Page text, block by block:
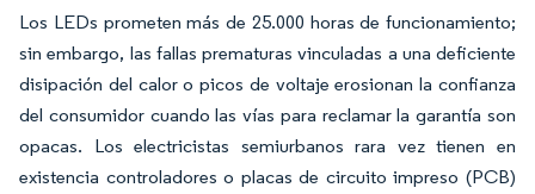
Los LEDs prometen más de 25.000 horas de funcionamiento;
sin embargo, las fallas prematuras vinculadas a una deficiente
disipación del calor o picos de voltaje erosionan la confianza
del consumidor cuando las vías para reclamar la garantía son
opacas. Los electricistas semiurbanos rara vez tienen en
existencia controladores o placas de circuito impreso (PCB)